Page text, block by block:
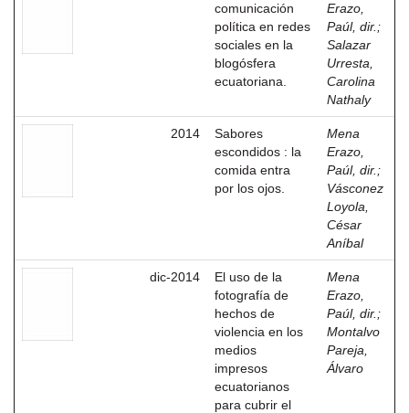
comunicación
política en redes
sociales en la
blogósfera
ecuatoriana.
Erazo,
Paúl, dir. ;
Salazar
Urresta,
Carolina
Nathaly
2014
Sabores
escondidos : la
comida entra
por los ojos.
Mena
Erazo,
Paúl, dir. ;
Vásconez
Loyola,
César
Aníbal
dic-2014
El uso de la
fotografía de
hechos de
violencia en los
medios
impresos
ecuatorianos
para cubrir el
Mena
Erazo,
Paúl, dir. ;
Montalvo
Pareja,
Álvaro